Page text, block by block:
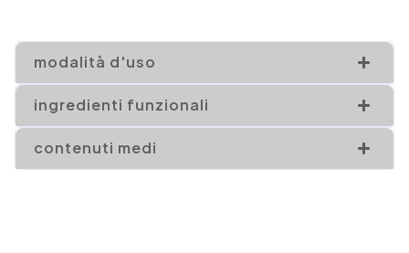
modalità d'uso
ingredienti funzionali
contenuti medi